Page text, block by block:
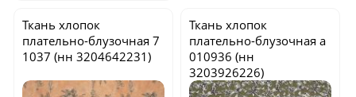
Ткань хлопок
плательно-блузочная7
1037 (нн 3204642231)
Ткань хлопок
плательно-блузочнаяa
010936 (нн
3203926226)